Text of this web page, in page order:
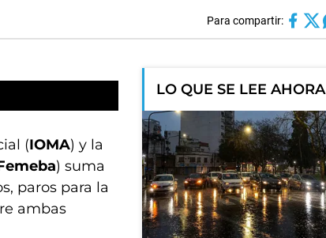
Para compartir:
(IOMA) y la
) suma
paros para la
ambas
LO QUE SE LEE AHORA